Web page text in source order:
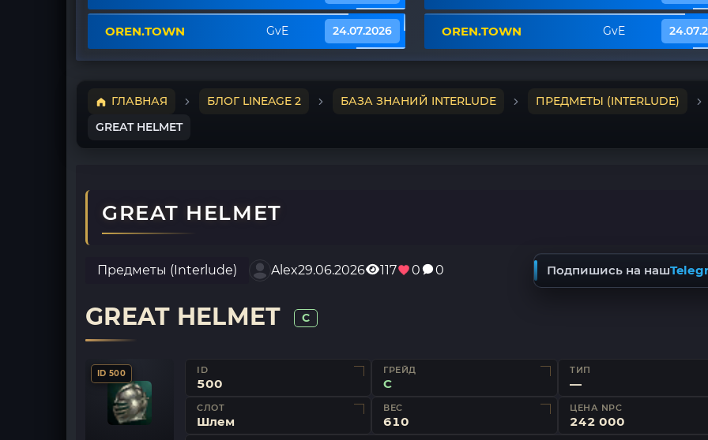
OREN.TOWN GvE 24.07.2026 OREN.TOWN GvE
ГЛАВНАЯ БЛОГ LINEAGE 2 БАЗА ЗНАНИЙ INTERLUDE
ПРЕДМЕТЫ (INTERLUDE)
GREAT HELMET
GREAT HELMET
Предметы (Interlude) Alex29.06.2026 117 0 0 Подпишись на наш
GREAT HELMET C
ID 500 ID
500
ГРЕЙД
C
ТИП
—
СЛОТ
Шлем
ВЕС
610
ЦЕНА NPC
242 000